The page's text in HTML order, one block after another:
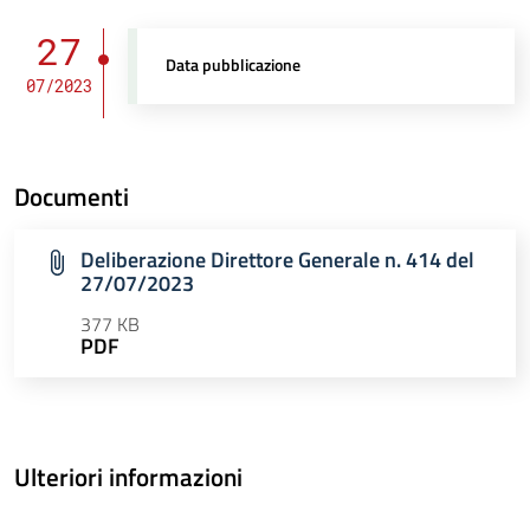
27
07/2023
Data pubblicazione
Documenti
Deliberazione Direttore Generale n. 414 del
27/07/2023
377 KB
PDF
Ulteriori informazioni